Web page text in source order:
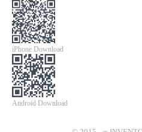
iPhone Download
Android Download